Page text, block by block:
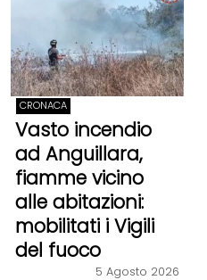
CRONACA
Vasto incendio
ad Anguillara,
fiamme vicino
alle abitazioni:
mobilitati i Vigili
del fuoco
5 Agosto 2026